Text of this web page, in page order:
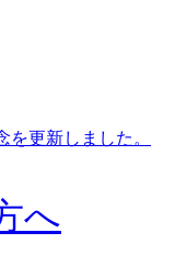
を更新しました。
へ